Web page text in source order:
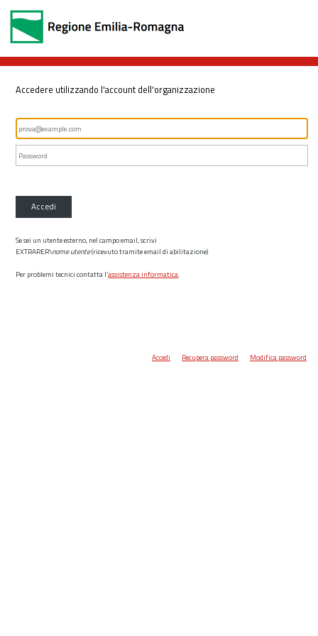
Accedere utilizzando l'account dell'organizzazione
Accedi
Se sei un utente esterno, nel campo email, scrivi
EXTRARER\nome utente(ricevuto tramite email di abilitazione)
Per problemi tecnici contatta l’assistenza informatica.
Accedi Recupera password Modifica password